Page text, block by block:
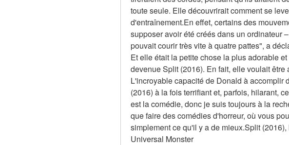
toute seule. Elle découvrirait comment se
d'entraînement.En effet, certains des
supposer avoir été créés dans un ordinateur
pouvait courir très vite à quatre pattes", a
Et elle était la petite chose la plus adorable
devenue Split (2016). En fait, elle voulait
L'incroyable capacité de Donald à accomplir
(2016) à la fois terrifiant et, parfois, hilarant,
est la comédie, donc je suis toujours à la
que faire des comédies d'horreur, où vous
simplement ce qu'il y a de mieux.Split
Universal Monster